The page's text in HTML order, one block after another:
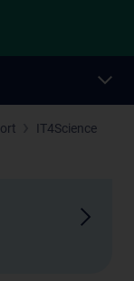
IT4Science